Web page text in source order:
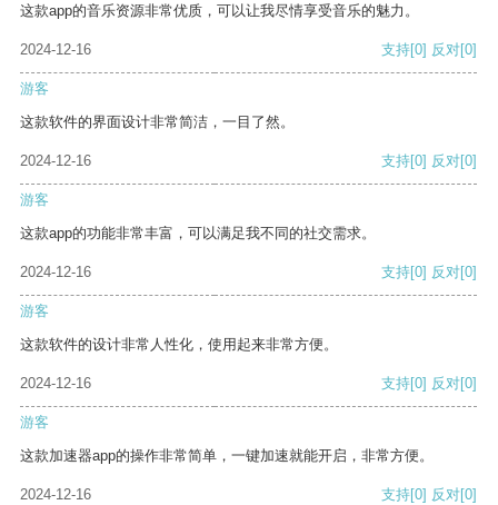
这款app的音乐资源非常优质，可以让我尽情享受音乐的魅力。
2024-12-16 支持[0] 反对[0]
游客
这款软件的界面设计非常简洁，一目了然。
2024-12-16 支持[0] 反对[0]
游客
这款app的功能非常丰富，可以满足我不同的社交需求。
2024-12-16 支持[0] 反对[0]
游客
这款软件的设计非常人性化，使用起来非常方便。
2024-12-16 支持[0] 反对[0]
游客
这款加速器app的操作非常简单，一键加速就能开启，非常方便。
2024-12-16 支持[0] 反对[0]